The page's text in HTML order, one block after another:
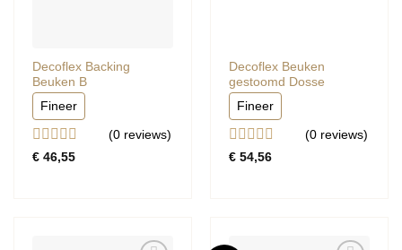
Decoflex Backing
Beuken B
Fineer
Gewaardeerd
(0reviews)
€46,55
Decoflex Beuken
gestoomd Dosse
Fineer
Gewaardeerd
(0reviews)
€54,56